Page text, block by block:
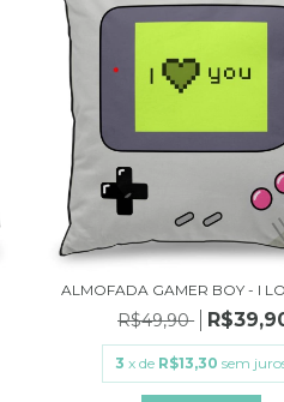
ALMOFADA GAMER BOY - I
R$49,90
3 x de R$13,30 sem